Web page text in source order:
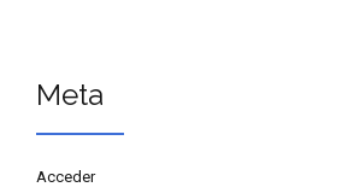
Meta
Acceder